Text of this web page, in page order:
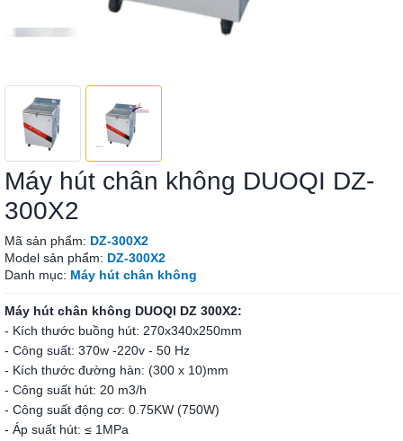
Máy hút chân không DUOQI DZ-
300X2
Mã sản phẩm: DZ-300X2
Model sản phẩm: DZ-300X2
Danh mục: Máy hút chân không
Máy hút chân không DUOQI DZ 300X2:
- Kích thước buồng hút: 270x340x250mm
- Công suất: 370w -220v - 50 Hz
- Kích thước đường hàn: (300 x 10)mm
- Công suất hút: 20 m3/h
- Công suất động cơ: 0.75KW (750W)
- Áp suất hút: ≤ 1MPa